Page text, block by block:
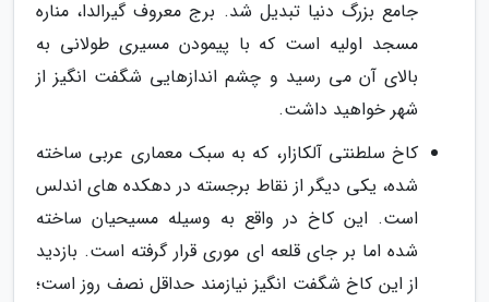
جامع بزرگ دنیا تبدیل شد. برج معروف گیرالدا، مناره
مسجد اولیه است که با پیمودن مسیری طولانی به
بالای آن می رسید و چشم اندازهایی شگفت انگیز از
شهر خواهید داشت.
کاخ سلطنتی آلکازار، که به سبک معماری عربی ساخته
شده، یکی دیگر از نقاط برجسته در دهکده های اندلس
است. این کاخ در واقع به وسیله مسیحیان ساخته
شده اما بر جای قلعه ای موری قرار گرفته است. بازدید
از این کاخ شگفت انگیز نیازمند حداقل نصف روز است؛